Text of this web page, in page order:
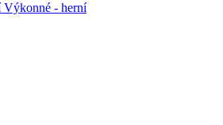
Výkonné - herní